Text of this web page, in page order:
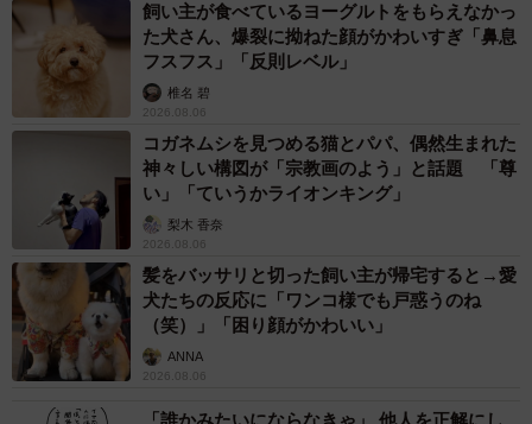
飼い主が食べているヨーグルトをもらえなかっ
た犬さん、爆裂に拗ねた顔がかわいすぎ「鼻息
フスフス」「反則レベル」
椎名 碧
2026.08.06
コガネムシを見つめる猫とパパ、偶然生まれた
神々しい構図が「宗教画のよう」と話題 「尊
い」「ていうかライオンキング」
梨木 香奈
2026.08.06
髪をバッサリと切った飼い主が帰宅すると→愛
犬たちの反応に「ワンコ様でも戸惑うのね
（笑）」「困り顔がかわいい」
ANNA
2026.08.06
「誰かみたいにならなきゃ」 他人を正解にし